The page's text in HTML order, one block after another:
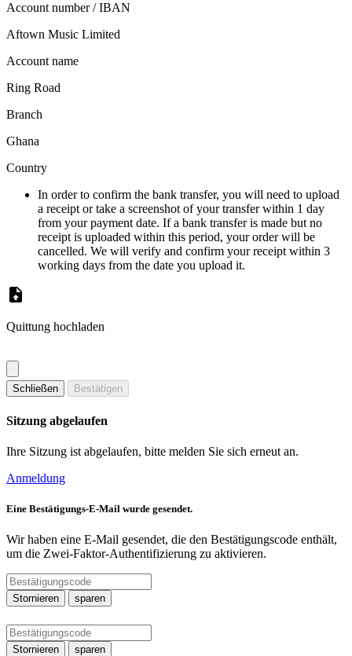
Account number / IBAN
Aftown Music Limited
Account name
Ring Road
Branch
Ghana
Country
In order to confirm the bank transfer, you will need to upload
a receipt or take a screenshot of your transfer within 1 day
from your payment date. If a bank transfer is made but no
receipt is uploaded within this period, your order will be
cancelled. We will verify and confirm your receipt within 3
working days from the date you upload it.
Quittung hochladen
Schließen Bestätigen
Sitzung abgelaufen
Ihre Sitzung ist abgelaufen, bitte melden Sie sich erneut an.
Anmeldung
Eine Bestätigungs-E-Mail wurde gesendet.
Wir haben eine E-Mail gesendet, die den Bestätigungscode enthält,
um die Zwei-Faktor-Authentifizierung zu aktivieren.
Stornieren sparen
Stornieren sparen